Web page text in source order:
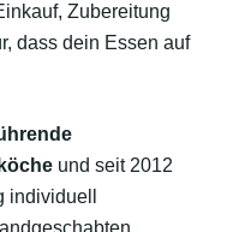
Zubereitung
dass dein Essen auf
und seit 2012
individuell